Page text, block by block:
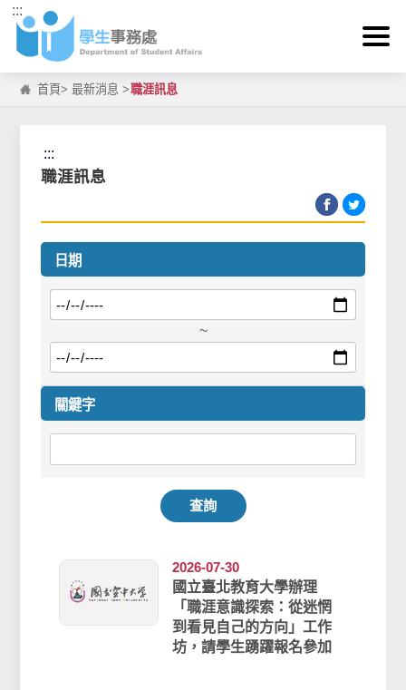
跳到主要內容區塊
:::
首頁>最新消息 >職涯訊息
:::
職涯訊息
日期
~
關鍵字
查詢
2026-07-30
國立臺北教育大學辦理
「職涯意識探索：從迷惘
到看見自己的方向」工作
坊，請學生踴躍報名參加